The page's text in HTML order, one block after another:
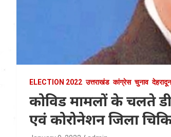
ELECTION 2022 उत्तराखंड कांग्रेस चुनाव देहरादून
कोविड मामलों के चलते
एवं कोरोनेशन जिला